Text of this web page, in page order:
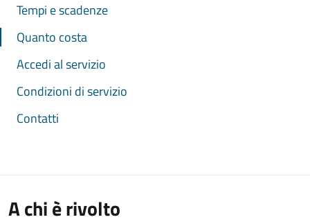
Tempi e scadenze
Quanto costa
Accedi al servizio
Condizioni di servizio
Contatti
A chi è rivolto